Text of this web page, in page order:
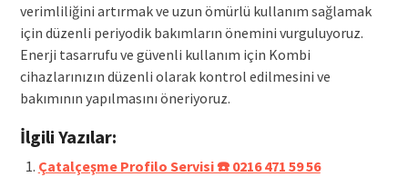
verimliliğini artırmak ve uzun ömürlü kullanım sağlamak
için düzenli periyodik bakımların önemini vurguluyoruz.
Enerji tasarrufu ve güvenli kullanım için Kombi
cihazlarınızın düzenli olarak kontrol edilmesini ve
bakımının yapılmasını öneriyoruz.
İlgili Yazılar:
Çatalçeşme Profilo Servisi ☎️ 0216 471 59 56